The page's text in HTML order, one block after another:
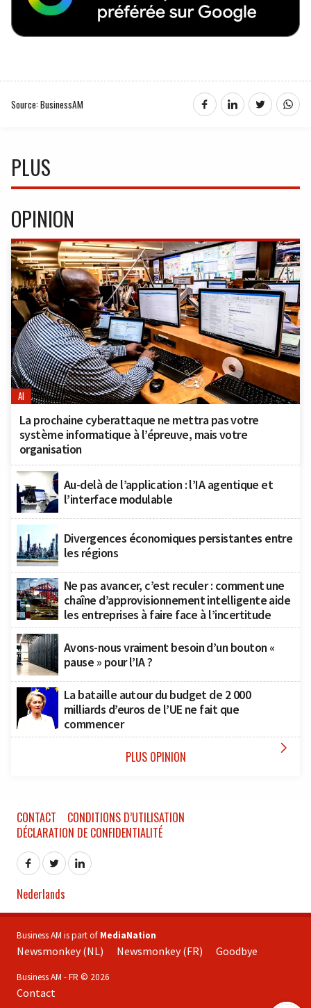
Source: BusinessAM
PLUS
OPINION
AI
La prochaine cyberattaque ne mettra pas votre
système informatique à l’épreuve, mais votre
organisation
Au-delà de l’application : l’IA agentique et
l’interface modulable
Divergences économiques persistantes entre
les régions
Ne pas avancer, c’est reculer : comment une
chaîne d’approvisionnement intelligente aide
les entreprises à faire face à l’incertitude
Avons-nous vraiment besoin d’un bouton «
pause » pour l’IA ?
La bataille autour du budget de 2 000
milliards d’euros de l’UE ne fait que
commencer
PLUS OPINION 
CONTACT
CONDITIONS D’UTILISATION
DÉCLARATION DE CONFIDENTIALITÉ
Nederlands
Business AM is part of MediaNation
Newsmonkey (NL) Newsmonkey (FR) Goodbye
Business AM - FR © 2026
Contact